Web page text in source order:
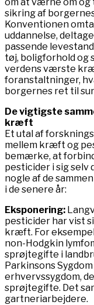
sikring af
Konventionen
uddannelse,
passende
tøj, boligforhold og
verdens værste
foranstaltninger,
borgernes ret til
De vigtigste
kræft
Et utal af
mellem kræft og
bemærke, at
pesticider i sig
nogle af de
i de senere år:
Eksponering:
pesticider har vist
kræft. For
non-Hodgkin
sprøjtegifte i
Parkinsons
erhvervssygdom,
sprøjtegifte. Det
gartneriarbejdere.